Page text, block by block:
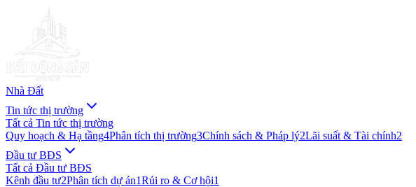
Nhà Đất
Tin tức thị trường
Tất cả Tin tức thị trường
Quy hoạch & Hạ tầng4Phân tích thị trường3Chính sách & Pháp lý2Lãi suất & Tài chính2
Đầu tư BĐS
Tất cả Đầu tư BĐS
Kênh đầu tư2Phân tích dự án1Rủi ro & Cơ hội1